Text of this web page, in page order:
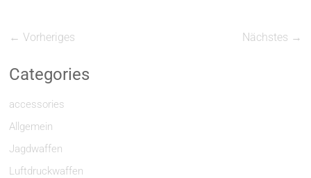
← Vorheriges Nächstes →
Categories
accessories
Allgemein
Jagdwaffen
Luftdruckwaffen